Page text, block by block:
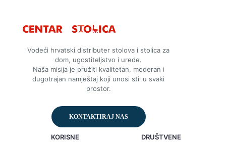
Vodeći hrvatski distributer stolova i stolica za
dom, ugostiteljstvo i urede.
Naša misija je pružiti kvalitetan, moderan i
dugotrajan namještaj koji unosi stil u svaki
prostor.
KONTAKTIRAJ NAS
KORISNE
DRUŠTVENE